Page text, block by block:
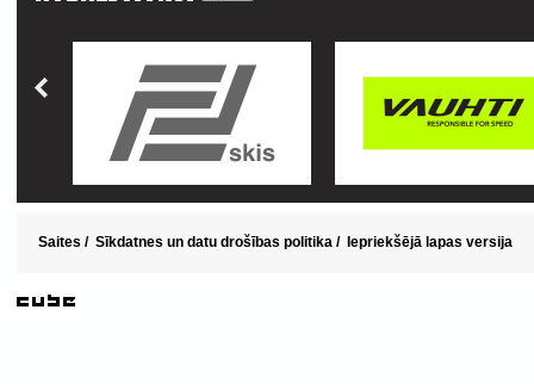
Saites / Sīkdatnes un datu drošības politika / Iepriekšējā lapas versija